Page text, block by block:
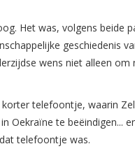
Het was, volgens beide
geschiedenis
wens niet alleen
telefoontje, waarin
Oekraïne te beëindigen...
telefoontje was.